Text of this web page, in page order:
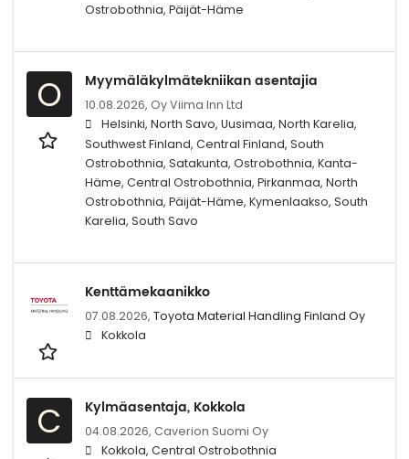
Ostrobothnia, Päijät-Häme
O Myymäläkylmätekniikan asentajia
10.08.2026, Oy Viima Inn Ltd
Helsinki, North Savo, Uusimaa, North Karelia,
Southwest Finland, Central Finland, South
Ostrobothnia, Satakunta, Ostrobothnia, Kanta-
Häme, Central Ostrobothnia, Pirkanmaa, North
Ostrobothnia, Päijät-Häme, Kymenlaakso, South
Karelia, South Savo
Kenttämekaanikko
07.08.2026, Toyota Material Handling Finland Oy
Kokkola
C Kylmäasentaja, Kokkola
04.08.2026, Caverion Suomi Oy
Kokkola, Central Ostrobothnia